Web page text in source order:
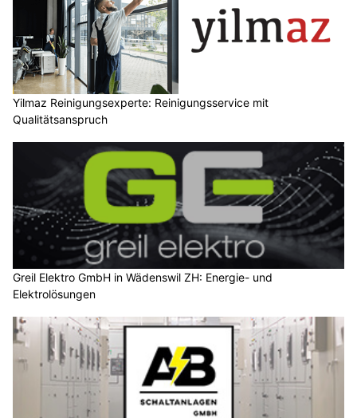
Yilmaz Reinigungsexperte: Reinigungsservice mit
Qualitätsanspruch
Greil Elektro GmbH in Wädenswil ZH: Energie- und
Elektrolösungen